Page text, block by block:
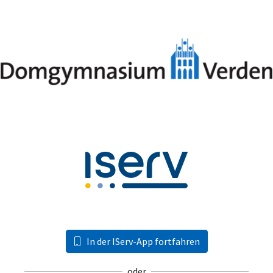
In der IServ-App fortfahren